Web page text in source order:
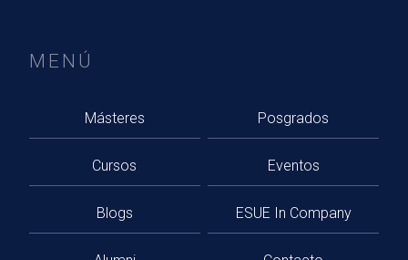
MENÚ
Másteres Posgrados
Cursos Eventos
Blogs ESUE In Company